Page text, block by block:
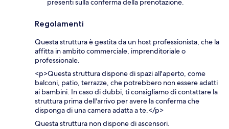
presenti sulla conferma della prenotazione.
Regolamenti
Questa struttura è gestita da un host professionista, che la
affitta in ambito commerciale, imprenditoriale o
professionale.
<p>Questa struttura dispone di spazi all'aperto, come
balconi, patio, terrazze, che potrebbero non essere adatti
ai bambini. In caso di dubbi, ti consigliamo di contattare la
struttura prima dell'arrivo per avere la conferma che
disponga di una camera adatta a te.</p>
Questa struttura non dispone di ascensori.